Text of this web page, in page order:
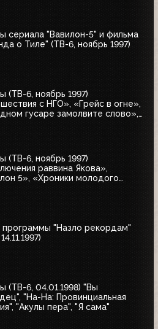
сериала "Вавилон-5" и фильма
о Тиле" (ТВ-6, ноябрь 1997)
(ТВ-6, ноябрь 1997)
с НГО», «Грейс в огне»,
гусаре замолвите слово»,
(ТВ-6, ноябрь 1997)
раввина Якова»,
5», «Хроники молодого
программы "Назло рекордам"
(ТВ-6, 04.01.1998) "Вы
"На-На: Провинциальная
"Акулы пера", "Я сама"